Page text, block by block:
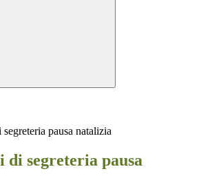
pausa natalizia
segreteria pausa